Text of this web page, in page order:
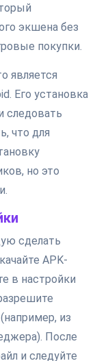
экшена без
покупки.
является
Его установка
следовать
что для
но это
сделать
APK-
в настройки
из
После
и следуйте